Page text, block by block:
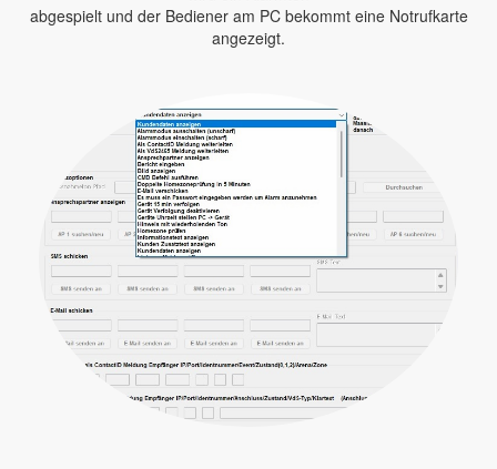
abgespielt und der Bediener am PC bekommt eine Notrufkarte
angezeigt.